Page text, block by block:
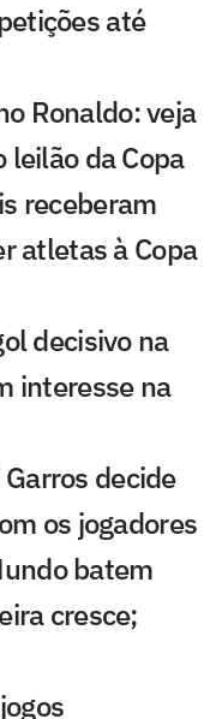
até
Ronaldo: veja
leilão da Copa
receberam
atletas à Copa
decisivo na
interesse na
decide
os jogadores
batem
cresce;